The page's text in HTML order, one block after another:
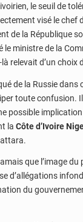
le seuil de
visé le chef
de la République
le ministre de la
relevait d’un choix
de la Russie
toute confusion.
possible implication
la Côte d’Ivoire
que l’image
d’allégations
du